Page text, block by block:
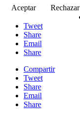
Aceptar
Rechazar
Tweet
Share
Email
Share
Compartir
Tweet
Share
Email
Share